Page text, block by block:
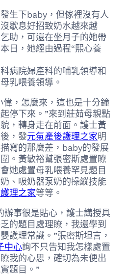
生下baby，但傢裡沒有人
歇息好招致奶水越來越
助，可還在坐月子的她帶
日，她經由過程“熙心養
病院婦產科的哺乳領導和
乳喂養領導。
偉，怎麼來，這也是十分鐘
停下來。”來到莊茹母親點
，轉身走在前面。護士黃
，發元氣產後護理之家明
寫的那麼差，baby的發展
。黃敏裕幫張密斯處置瞭
她處置母乳喂養罕見題目
、吸奶器泵奶的操縱技能
理之家等等。
辦事很是貼心，護士講授具
的題目處理瞭，我還學到
護理常識。”張密斯坦言，
中心詢不只告知我怎樣處置
我的心思，確切為未便出
題目。”